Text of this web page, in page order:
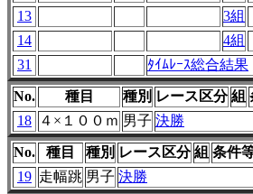
13
3組
14
4組
31
ﾀｲﾑﾚｰｽ総合結果
No. 種目 種別 レース区分 組
18
４×１００ｍ 男子 決勝
No. 種目 種別 レース区分 組 条件
19 走幅跳 男子 決勝